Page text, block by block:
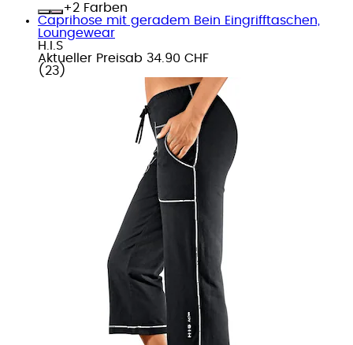
+
Farben
Caprihose mit geradem Bein Eingrifftaschen,
Loungewear
H.I.S
Aktueller Preisab 34.90 CHF
( 23 )